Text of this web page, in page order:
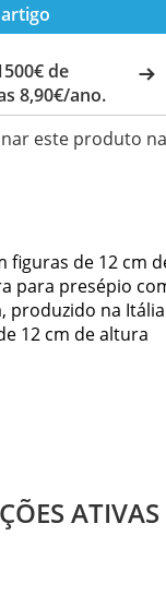
de
8,90€/ano.
este produto na
figuras de 12 cm
para presépio
produzido na
12 cm de altura
ATIVAS